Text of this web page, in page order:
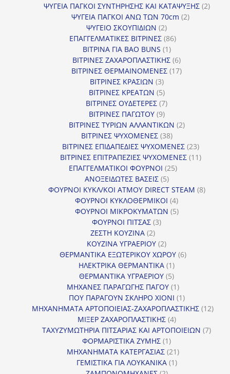
προϊόντα
ΨΥΓΕΙΑ ΠΑΓΚΟΙ ΣΥΝΤΗΡΗΣΗΣ ΚΑΙ ΚΑΤΑΨΥΞΗΣ 22
ΨΥΓΕΙΑ ΠΑΓΚΟΙ ΑΝΩ ΤΩΝ 70cm 22
ΨΥΓΕΙΟ ΣΚΟΥΠΙΔΙΩΝ 22
προϊόντα
ΕΠΑΓΓΕΛΜΑΤΙΚΕΣ ΒΙΤΡΙΝΕΣ 8686
ΒΙΤΡΙΝΑ ΓΙΑ BAO BUNS 11
προϊόν
ΒΙΤΡΙΝΕΣ ΖΑΧΑΡΟΠΛΑΣΤΙΚΗΣ 66
προϊόντα
ΒΙΤΡΙΝΕΣ ΘΕΡΜΑΙΝΟΜΕΝΕΣ 1717
ΒΙΤΡΙΝΕΣ ΚΡΑΣΙΩΝ 33
προϊόντα
ΒΙΤΡΙΝΕΣ ΚΡΕΑΤΩΝ 55
προϊόντα
ΒΙΤΡΙΝΕΣ ΟΥΔΕΤΕΡΕΣ 77
ΒΙΤΡΙΝΕΣ ΠΑΓΩΤΟΥ 99
προϊόντα
ΒΙΤΡΙΝΕΣ ΤΥΡΙΩΝ ΑΛΛΑΝΤΙΚΩΝ 22
ΒΙΤΡΙΝΕΣ ΨΥΧΟΜΕΝΕΣ 3838
προϊόντα
ΒΙΤΡΙΝΕΣ ΕΠΙΔΑΠΕΔΙΕΣ ΨΥΧΟΜΕΝΕΣ 2323
προϊόντα
ΒΙΤΡΙΝΕΣ ΕΠΙΤΡΑΠΕΖΙΕΣ ΨΥΧΟΜΕΝΕΣ 1111
ΕΠΑΓΓΕΛΜΑΤΙΚΟΙ ΦΟΥΡΝΟΙ 2525
ΑΝΟΞΕΙΔΩΤΕΣ ΒΑΣΕΙΣ 55
προϊόντα
ΦΟΥΡΝΟΙ ΚΥΚΛ/ΚΟΙ ΑΤΜΟΥ DIRECT STEAM 88
ΦΟΥΡΝΟΙ ΚΥΚΛΟΘΕΡΜΙΚΟΙ 44
προϊόντα
ΦΟΥΡΝΟΙ ΜΙΚΡΟΚΥΜΑΤΩΝ 55
ΦΟΥΡΝΟΙ ΠΙΤΣΑΣ 33
ΖΕΣΤΗ ΚΟΥΖΙΝΑ 22
προϊόντα
ΚΟΥΖΙΝΑ ΥΓΡΑΕΡΙΟΥ 22
προϊόντα
ΘΕΡΜΑΝΤΙΚΑ ΕΞΩΤΕΡΙΚΟΥ ΧΩΡΟΥ 66
ΗΛΕΚΤΡΙΚΑ ΘΕΡΜΑΝΤΙΚΑ 11
προϊόν
ΘΕΡΜΑΝΤΙΚΑ ΥΓΡΑΕΡΙΟΥ 55
προϊόντα
ΜΗΧΑΝΕΣ ΠΑΡΑΓΩΓΗΣ ΠΑΓΟΥ 11
προϊόν
ΠΟΥ ΠΑΡΑΓΟΥΝ ΣΚΛΗΡΟ ΧΙΟΝΙ 11
προϊόν
ΜΗΧΑΝΗΜΑΤΑ ΑΡΤΟΠΟΙΕΙΑΣ-ΖΑΧΑΡΟΠΛΑΣΤΙΚΗΣ 1212
ΜΙΞΕΡ ΖΑΧΑΡΟΠΛΑΣΤΙΚΗΣ 44
προϊόντα
ΤΑΧΥΖΥΜΩΤΗΡΙΑ ΠΙΤΣΑΡΙΑΣ ΚΑΙ ΑΡΤΟΠΟΙΕΙΩΝ 77
ΦΟΡΜΑΡΙΣΤΙΚΑ ΖΥΜΗΣ 11
προϊόν
ΜΗΧΑΝΗΜΑΤΑ ΚΑΤΕΡΓΑΣΙΑΣ 2121
προϊόντα
ΓΕΜΙΣΤΙΚΑ ΓΙΑ ΛΟΥΚΑΝΙΚΑ 11